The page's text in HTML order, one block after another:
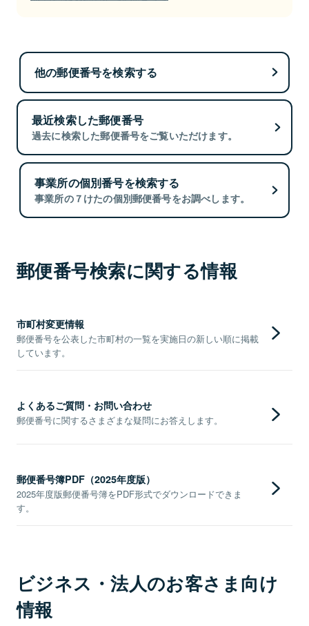
他の郵便番号を検索する
最近検索した郵便番号
過去に検索した郵便番号をご覧いただけます。
事業所の個別番号を検索する
事業所の７けたの個別郵便番号をお調べします。
郵便番号検索に関する情報
市町村変更情報
郵便番号を公表した市町村の一覧を実施日の新しい順に掲載
しています。
よくあるご質問・お問い合わせ
郵便番号に関するさまざまな疑問にお答えします。
郵便番号簿PDF（2025年度版）
2025年度版郵便番号簿をPDF形式でダウンロードできま
す。
ビジネス・法人のお客さま向け
情報